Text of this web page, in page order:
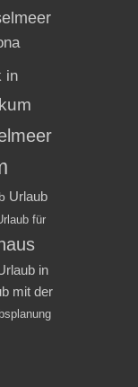
in
Urlaub
für
in
mit der